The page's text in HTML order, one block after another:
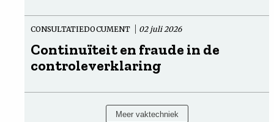
CONSULTATIEDOCUMENT 02 juli 2026
Continuïteit en fraude in de
controleverklaring
Meer vaktechniek